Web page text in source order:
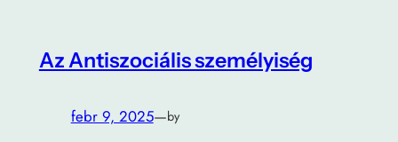
Az Antiszociális személyiség
febr 9, 2025—by